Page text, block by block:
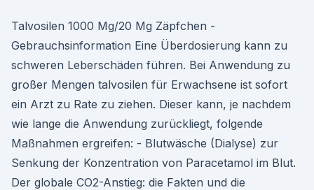
Talvosilen 1000 Mg/20 Mg Zäpfchen -
Gebrauchsinformation Eine Überdosierung kann zu
schweren Leberschäden führen. Bei Anwendung zu
großer Mengen talvosilen für Erwachsene ist sofort
ein Arzt zu Rate zu ziehen. Dieser kann, je nachdem
wie lange die Anwendung zurückliegt, folgende
Maßnahmen ergreifen: - Blutwäsche (Dialyse) zur
Senkung der Konzentration von Paracetamol im Blut.
Der globale CO2-Anstieg: die Fakten und die